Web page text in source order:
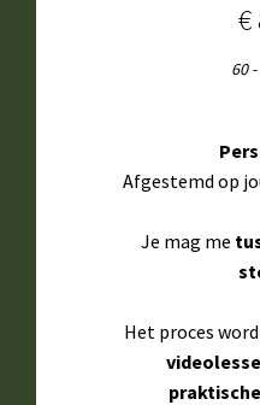
€
60
Afgestemd op
Je mag me
Het proces